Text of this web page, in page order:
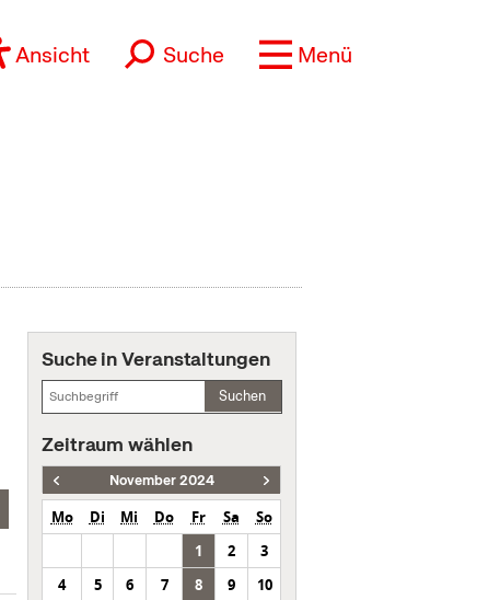
Ansicht Suche Menü
Suche in Veranstaltungen
Suchen
Zeitraum wählen
November 2024
Mo Di Mi Do Fr Sa
So
1
2
3
4
5 6 7 8 9
10